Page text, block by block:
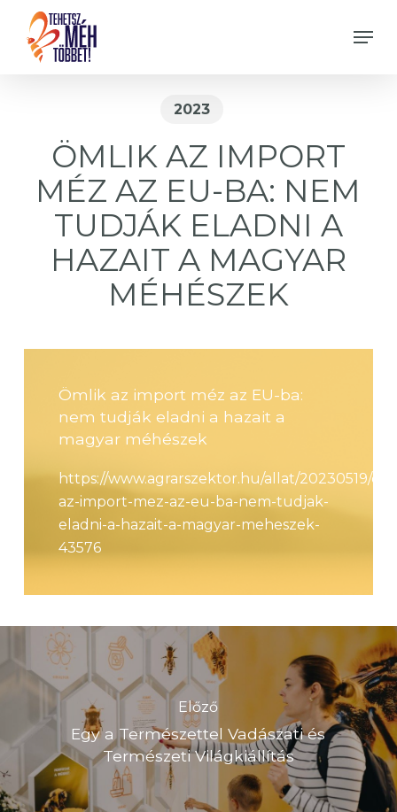
main
2023
ÖMLIK AZ IMPORT
MÉZ AZ EU-BA: NEM
TUDJÁK ELADNI A
HAZAIT A MAGYAR
MÉHÉSZEK
Ömlik az import méz az EU-ba:
nem tudják eladni a hazait a
magyar méhészek
https://www.agrarszektor.hu/allat/20230519/
az-import-mez-az-eu-ba-nem-tudjak-
eladni-a-hazait-a-magyar-meheszek-
43576
Előző
Egy a Természettel Vadászati és
Természeti Világkiállítás